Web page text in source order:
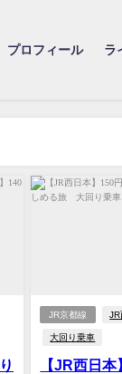
ロフィール ラ
JR京都線
大回り乗車
【JR西日